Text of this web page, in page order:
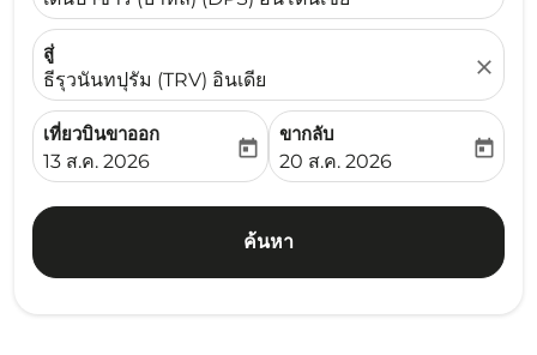
สู่
ธีรุวนันทปุรัม (TRV) อินเดีย
close
เที่ยวบินขาออก
fc-booking-departure-date-aria-label
13 ส.ค. 2026
today
ขากลับ
fc-booking-return-date-
20 ส.ค. 2026
today
ค้นหา